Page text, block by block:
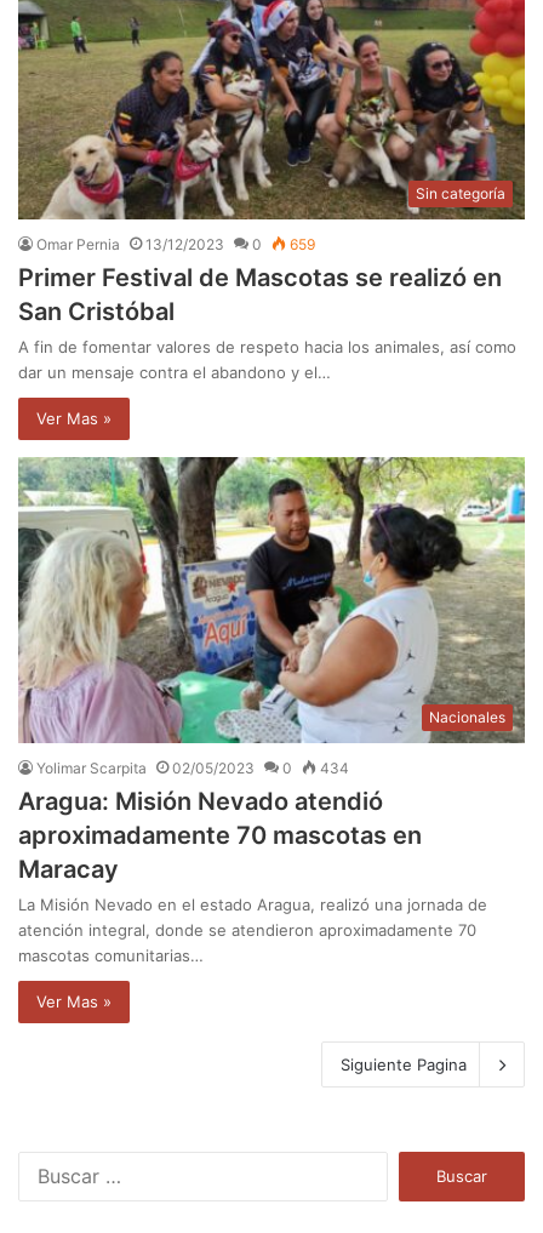
Sin categoría
Omar Pernia 13/12/2023 0 659
Primer Festival de Mascotas se realizó en
San Cristóbal
A fin de fomentar valores de respeto hacia los animales, así como
dar un mensaje contra el abandono y el…
Ver Mas »
Nacionales
Yolimar Scarpita 02/05/2023 0 434
Aragua: Misión Nevado atendió
aproximadamente 70 mascotas en
Maracay
La Misión Nevado en el estado Aragua, realizó una jornada de
atención integral, donde se atendieron aproximadamente 70
mascotas comunitarias…
Ver Mas »
Siguiente Pagina